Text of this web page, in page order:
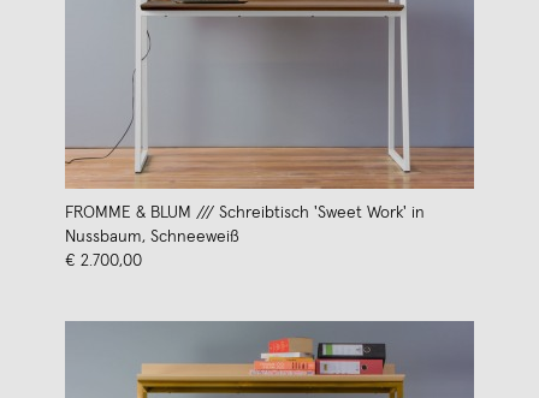
FROMME & BLUM /// Schreibtisch 'Sweet Work' in
Nussbaum, Schneeweiß
€ 2.700,00